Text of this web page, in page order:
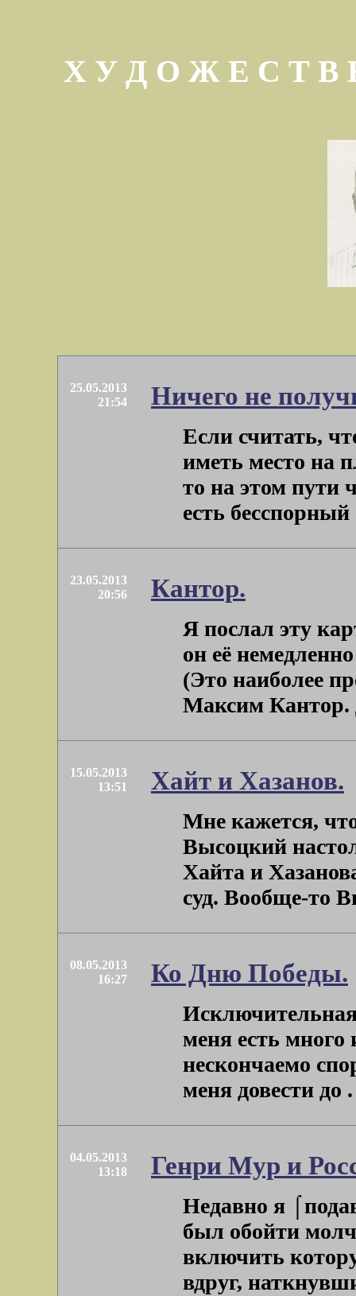
Х У Д О Ж Е С Т
25.05.2013
21:54
Ничего не
Если считать,
иметь место на
то на этом пути
есть бесспорный
23.05.2013
20:56
Кантор.
Я послал эту
он её
(Это наиболее
Максим Кантор.
15.05.2013
13:51
Хайт и Хазанов.
Мне кажется,
Высоцкий
Хайта и
суд. Вообще-то
08.05.2013
16:27
Ко Дню Победы.
меня есть
нескончаемо
меня довести до
04.05.2013
13:18
Генри Мур и
Недавно я
был обойти
включить
вдруг,